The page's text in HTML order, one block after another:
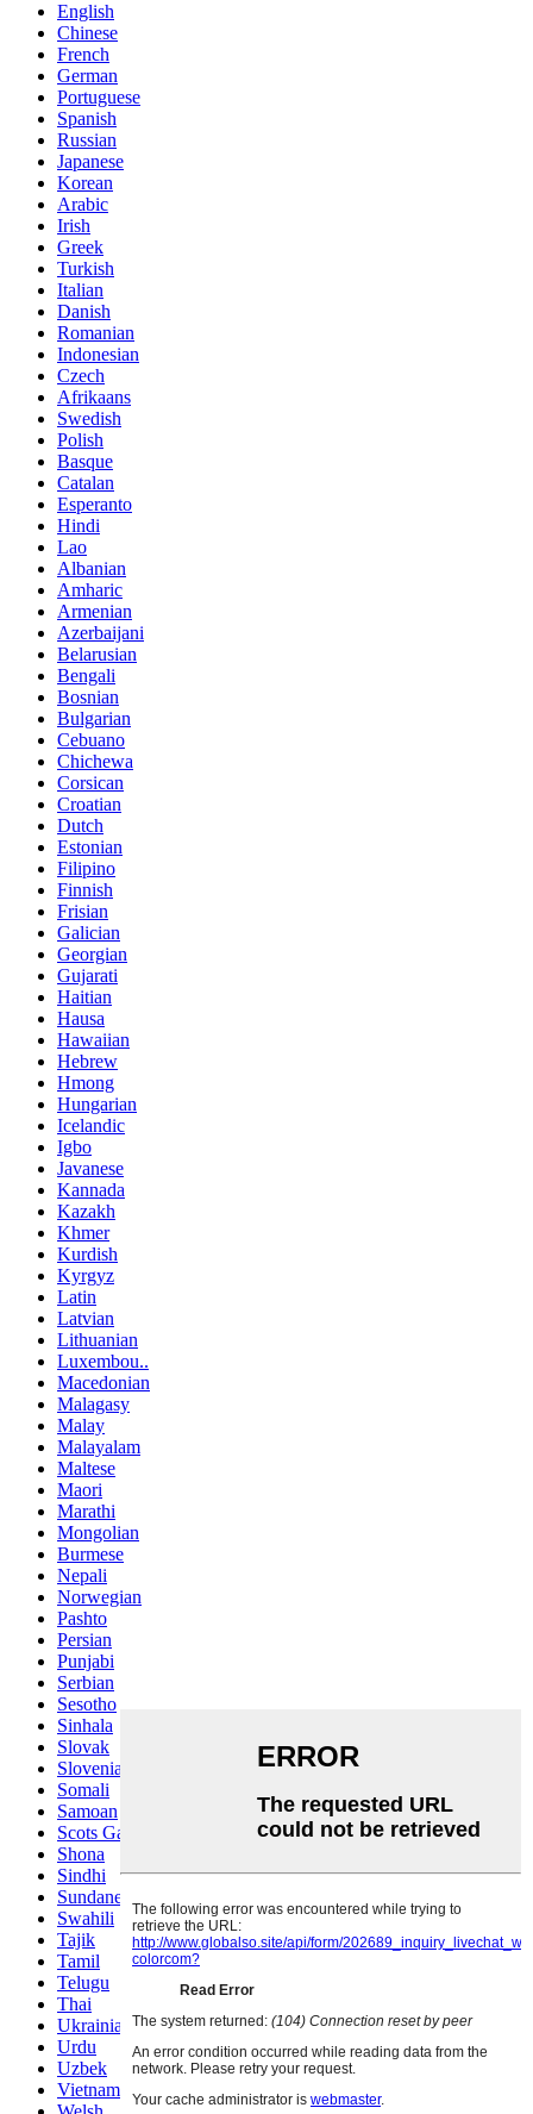
English
Chinese
French
German
Portuguese
Spanish
Russian
Japanese
Korean
Arabic
Irish
Greek
Turkish
Italian
Danish
Romanian
Indonesian
Czech
Afrikaans
Swedish
Polish
Basque
Catalan
Esperanto
Hindi
Lao
Albanian
Amharic
Armenian
Azerbaijani
Belarusian
Bengali
Bosnian
Bulgarian
Cebuano
Chichewa
Corsican
Croatian
Dutch
Estonian
Filipino
Finnish
Frisian
Galician
Georgian
Gujarati
Haitian
Hausa
Hawaiian
Hebrew
Hmong
Hungarian
Icelandic
Igbo
Javanese
Kannada
Kazakh
Khmer
Kurdish
Kyrgyz
Latin
Latvian
Lithuanian
Luxembou..
Macedonian
Malagasy
Malay
Malayalam
Maltese
Maori
Marathi
Mongolian
Burmese
Nepali
Norwegian
Pashto
Persian
Punjabi
Serbian
Sesotho
Sinhala
Slovak
Slovenian
Somali
Samoan
Scots Gaelic
Shona
Sindhi
Sundanese
Swahili
Tajik
Tamil
Telugu
Thai
Ukrainian
Urdu
Uzbek
Vietnamese